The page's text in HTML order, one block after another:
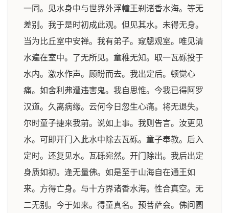
一同。见水身中与世界外浮幢王刹诸香水海。等无
差别。我于是时初成此观。但见其水。未得无身。
当为比丘室中安禅。我有弟子。窥牕观室。唯见清
水遍在室中。了无所见。童稚无知。取一瓦砾投于
水内。激水作声。顾盼而去。我出定后。顿觉心
痛。如舍利弗遭违害鬼。我自思惟。今我已得阿罗
汉道。久离病缘。云何今日忽生心痛。将无退失。
尔时童子捷来我前。说如上事。我则告言。汝更见
水。可即开门入此水中除去瓦砾。童子奉教。后入
定时。还复见水。瓦砾宛然。开门除出。我后出定
身质如初。逢无量佛。如是至于山海自在通王如
来。方得亡身。与十方界诸香水海。性合真空。无
二无别。今于如来。得童真名。预菩萨会。佛问圆